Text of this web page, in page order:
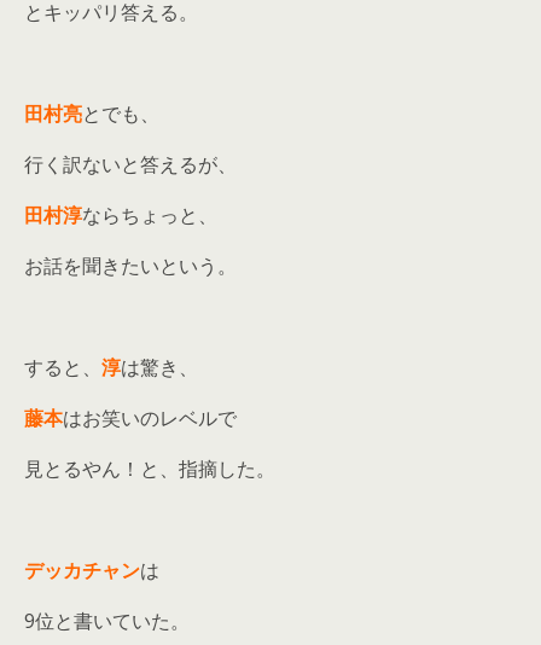
とキッパリ答える。
田村亮とでも、
行く訳ないと答えるが、
田村淳ならちょっと、
お話を聞きたいという。
すると、 淳は驚き、
藤本はお笑いのレベルで
見とるやん！と、指摘した。
デッカチャンは
9位と書いていた。